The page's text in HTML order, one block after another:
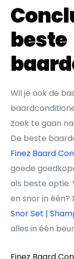
beste
Wil je ook de
zoek te gaan
De beste
Finez Baard
goede
als beste optie.
en snor in één?
Snor Set |
alles in één